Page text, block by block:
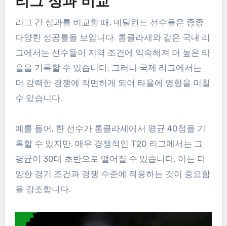
리그 간 성과를 비교할 때, 네덜란드 선수들은 종종
다양한 성공률을 보입니다. 톱클라세와 같은 국내 리
그에서는 선수들이 지역 조건에 익숙해져 더 높은 타
율을 기록할 수 있습니다. 그러나 국제 리그에서는
더 강력한 경쟁에 직면하게 되어 타율에 영향을 미칠
수 있습니다.
예를 들어, 한 선수가 톱클라세에서 평균 40점을 기
록할 수 있지만, 매우 경쟁적인 T20 리그에서는 그
평균이 30대 초반으로 떨어질 수 있습니다. 이는 다
양한 경기 조건과 경쟁 수준에 적응하는 것이 중요함
을 강조합니다.